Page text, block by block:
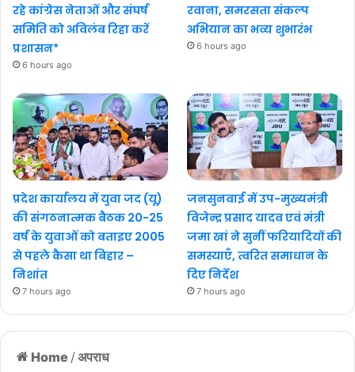
Home / अपराध
रहे कांग्रेस नेताओं और संघर्ष
समिति को अविलंब रिहा करें
प्रशासन*
6 hours ago
रवाना, समरसता संकल्प
अभियान का भव्य शुभारंभ
6 hours ago
प्रदेश कार्यालय में युवा जद (यू)
की संगठनात्मक बैठक 20-25
वर्ष के युवाओं को बताइए 2005
से पहले कैसा था बिहार –
निशांत
7 hours ago
जनसुनवाई में उप-मुख्यमंत्री
विजेन्द्र प्रसाद यादव एवं मंत्री
जमा खां ने सुनीं फरियादियों की
समस्याएँ, त्वरित समाधान के
दिए निर्देश
7 hours ago